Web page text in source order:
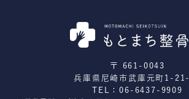
〒 661-0043
兵庫県尼崎市武庫元町1-
TEL：06-6437-9909